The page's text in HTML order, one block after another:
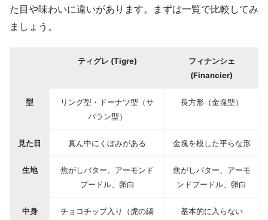
た目や味わいに違いがあります。まずは一覧で比較してみ
ましょう。
ティグレ (Tigre)
フィナンシェ
(Financier)
型
リング型・ドーナツ型（サ
バラン型）
長方形（金塊型）
見た目 真ん中にくぼみがある 金塊を模した平らな形
生地
焦がしバター、アーモンド
プードル、卵白
焦がしバター、アーモ
ンドプードル、卵白
中身
チョコチップ入り（虎の縞
基本的に入らない